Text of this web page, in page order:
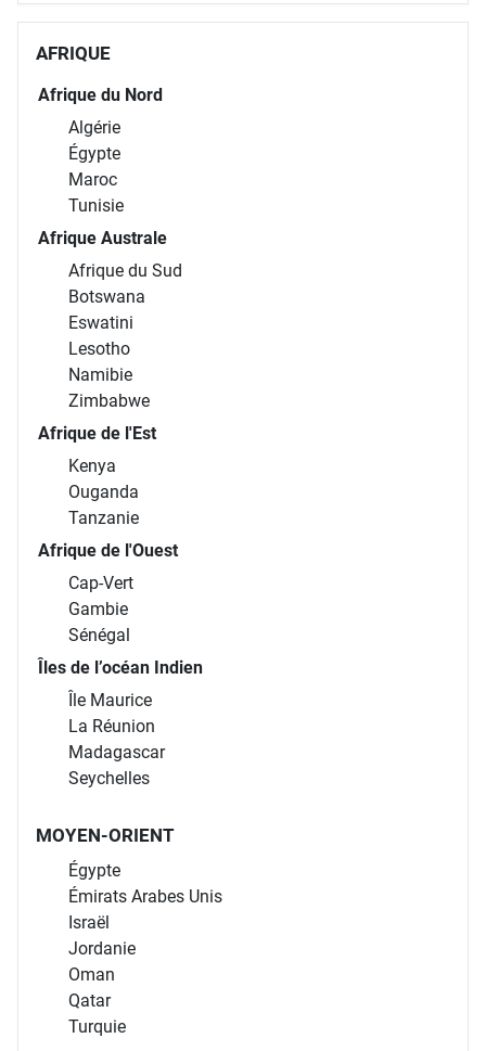
AFRIQUE
Afrique du Nord
Algérie
Égypte
Maroc
Tunisie
Afrique Australe
Afrique du Sud
Botswana
Eswatini
Lesotho
Namibie
Zimbabwe
Afrique de l'Est
Kenya
Ouganda
Tanzanie
Afrique de l'Ouest
Cap-Vert
Gambie
Sénégal
Îles de l’océan Indien
Île Maurice
La Réunion
Madagascar
Seychelles
MOYEN-ORIENT
Égypte
Émirats Arabes Unis
Israël
Jordanie
Oman
Qatar
Turquie